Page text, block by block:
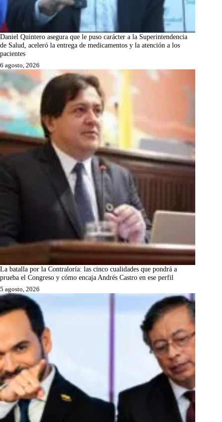
Daniel Quintero asegura que le puso carácter a la Superintendencia
de Salud, aceleró la entrega de medicamentos y la atención a los
pacientes
6 agosto, 2026
La batalla por la Contraloría: las cinco cualidades que pondrá a
prueba el Congreso y cómo encaja Andrés Castro en ese perfil
5 agosto, 2026